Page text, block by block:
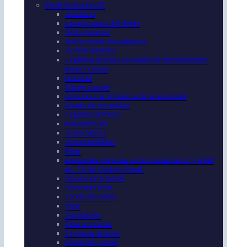
Penal Sustantivo⚖️
Adulterio
cumplimiento del deber
Dolo eventual
Juicio contra los animales
Acción humana
Legítima defensa en estado de incertidumbre
temor o terror
tipicidad
Ultraje simple
sujeción a la vigilancia de la autoridad
Estado de necesidad
Legítima defensa
malandrizado
Arma blanca
Inimputabilidad
Pena
atenuantes previstas en los numerales 2 y 4 del
art. 74 del Código Penal.
cálculo de la penal
Aberratio Ictus
Teoría del delito
Pena
Imputación
Pena accesoria
Legítima defensa
dosimetría penal